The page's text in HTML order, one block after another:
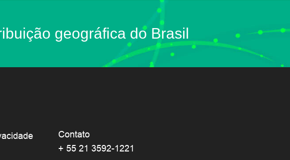
geográfica do Brasil
Contato
+ 55 21 3592-1221